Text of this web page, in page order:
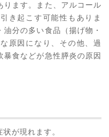
ります。また、アルコール
き起こす可能性もありま
分の多い食品（揚げ物・
原因になり、その他、過
食などが急性膵炎の原因
が現れます。